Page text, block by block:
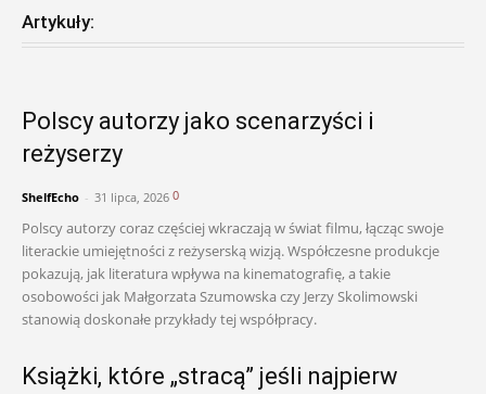
Artykuły:
Polscy autorzy jako scenarzyści i
reżyserzy
ShelfEcho - 31 lipca, 2026 0
Polscy autorzy coraz częściej wkraczają w świat filmu, łącząc swoje
literackie umiejętności z reżyserską wizją. Współczesne produkcje
pokazują, jak literatura wpływa na kinematografię, a takie
osobowości jak Małgorzata Szumowska czy Jerzy Skolimowski
stanowią doskonałe przykłady tej współpracy.
Książki, które „stracą” jeśli najpierw